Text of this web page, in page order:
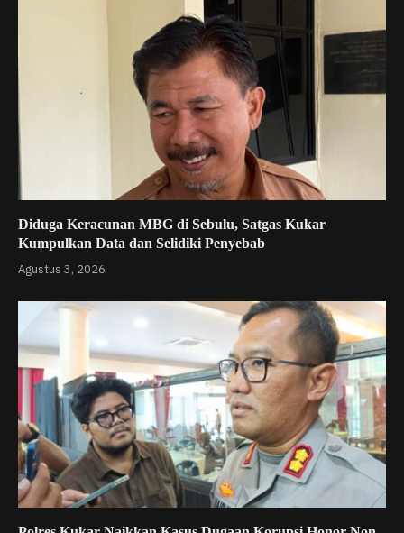
Diduga Keracunan MBG di Sebulu, Satgas Kukar
Kumpulkan Data dan Selidiki Penyebab
Agustus 3, 2026